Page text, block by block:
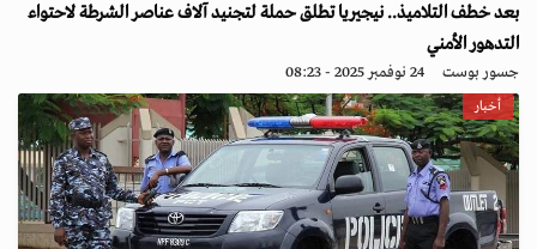
بعد خطف التلاميذ.. نيجيريا تطلق حملة لتجنيد آلاف عناصر الشرطة لاحتواء
التدهور الأمني
جسور بوست 24 نوفمبر 2025 - 08:23
أخبار